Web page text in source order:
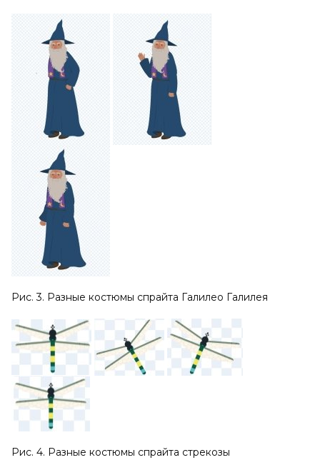
Рис. 3. Разные костюмы спрайта Галилео Галилея
Рис. 4. Разные костюмы спрайта стрекозы